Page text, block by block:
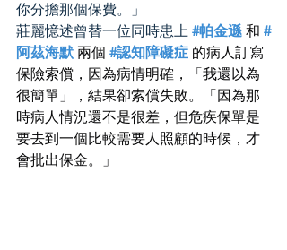
你分擔那個保費。」
莊麗憶述曾替一位同時患上 #帕金遜 和 #
阿茲海默 兩個 #認知障礙症 的病人訂寫
保險索償，因為病情明確，「我還以為
很簡單」，結果卻索償失敗。「因為那
時病人情況還不是很差，但危疾保單是
要去到一個比較需要人照顧的時候，才
會批出保金。」